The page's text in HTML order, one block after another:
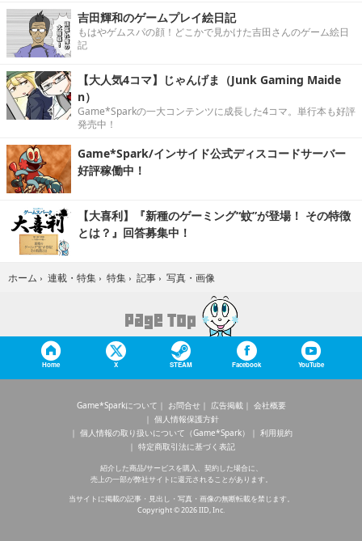
吉田輝和のゲームプレイ絵日記
もはやゲムスパの顔！どこかで見かけた吉田さんのゲーム絵日
記
【大人気4コマ】じゃんげま（Junk Gaming Maide
n）
Game*Sparkの一大コンテンツに成長した4コマ。単行本も好評
発売中！
Game*Spark/インサイド公式ディスコードサーバー
好評稼働中！
【大喜利】『新種のゲーミング“蚊”が登場！ その特徴
とは？』回答募集中！
ホーム › 連載・特集 › 特集 › 記事 › 写真・画像
Home X STEAM Facebook YouTube
Game*Sparkについて お問合せ 広告掲載
会社概要
個人情報保護方針
個人情報の取り扱いについて（Game*Spark）
利用規約
特定商取引法に基づく表記
紹介した商品/サービスを購入、契約した場合に、
売上の一部が弊社サイトに還元されることがあります。
当サイトに掲載の記事・見出し・写真・画像の無断転載を禁じます。
Copyright © 2026 IID, Inc.